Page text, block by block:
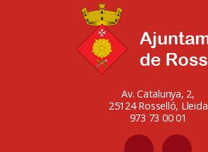
Av. Catalunya, 2,
25124 Rosselló, Lleida
973 73 00 01